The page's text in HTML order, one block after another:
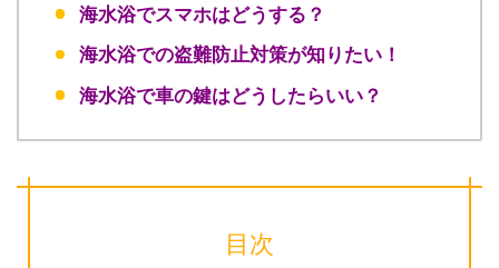
海水浴でスマホはどうする？
海水浴での盗難防止対策が知りたい！
海水浴で車の鍵はどうしたらいい？
目次